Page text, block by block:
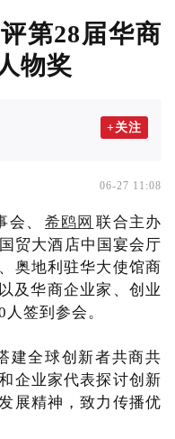
第28届华商
物奖
+关注
06-27 11:08
、 希鸥网 联合主办
贸大酒店中国宴会厅
奥地利驻华大使馆商
及华商企业家、创业
签到参会。
建全球创新者共商共
企业家代表探讨创新
展精神，致力传播优